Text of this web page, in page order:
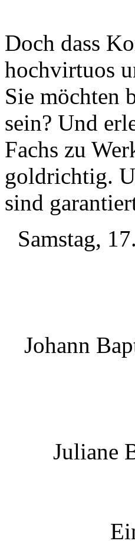
Doch dass
hochvirtuos
Sie möchten
sein? Und
Fachs zu
goldrichtig.
sind
Samstag,
Johann
Juliane